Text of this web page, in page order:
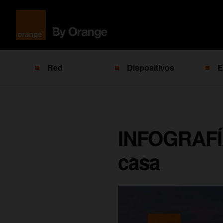
Red Dispositivos
casa